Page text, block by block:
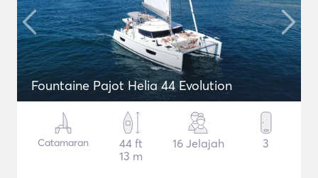
Fountaine Pajot Helia 44 Evolution
Catamaran
44 ft
13 m
16 Jelajah 3